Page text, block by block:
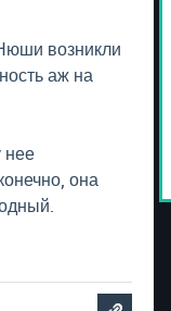
возникли
аж на
нее
она